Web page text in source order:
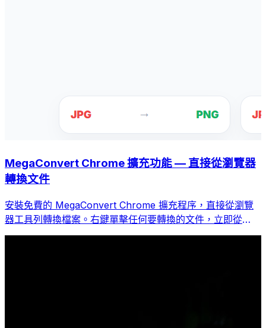
MegaConvert Chrome 擴充功能 — 直接從瀏覽器
轉換文件
安裝免費的 MegaConvert Chrome 擴充程序，直接從瀏覽
器工具列轉換檔案。右鍵單擊任何要轉換的文件，立即從
Chrome 存取所有工具。